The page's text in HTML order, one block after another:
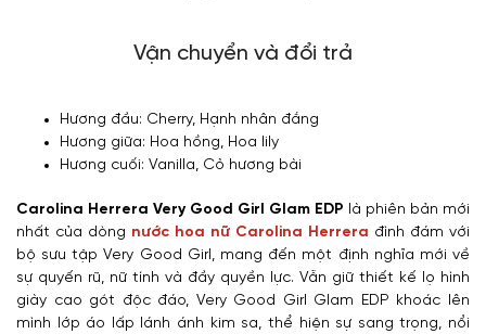
Vận chuyển và đổi trả
Hương đầu: Cherry, Hạnh nhân đắng
Hương giữa: Hoa hồng, Hoa lily
Hương cuối: Vanilla, Cỏ hương bài
Carolina Herrera Very Good Girl Glam EDP là phiên bản mới
nhất của dòng nước hoa nữ Carolina Herrera đình đám với
bộ sưu tập Very Good Girl, mang đến một định nghĩa mới về
sự quyến rũ, nữ tính và đầy quyền lực. Vẫn giữ thiết kế lọ hình
giày cao gót độc đáo, Very Good Girl Glam EDP khoác lên
mình lớp áo lấp lánh ánh kim sa, thể hiện sự sang trọng, nổi